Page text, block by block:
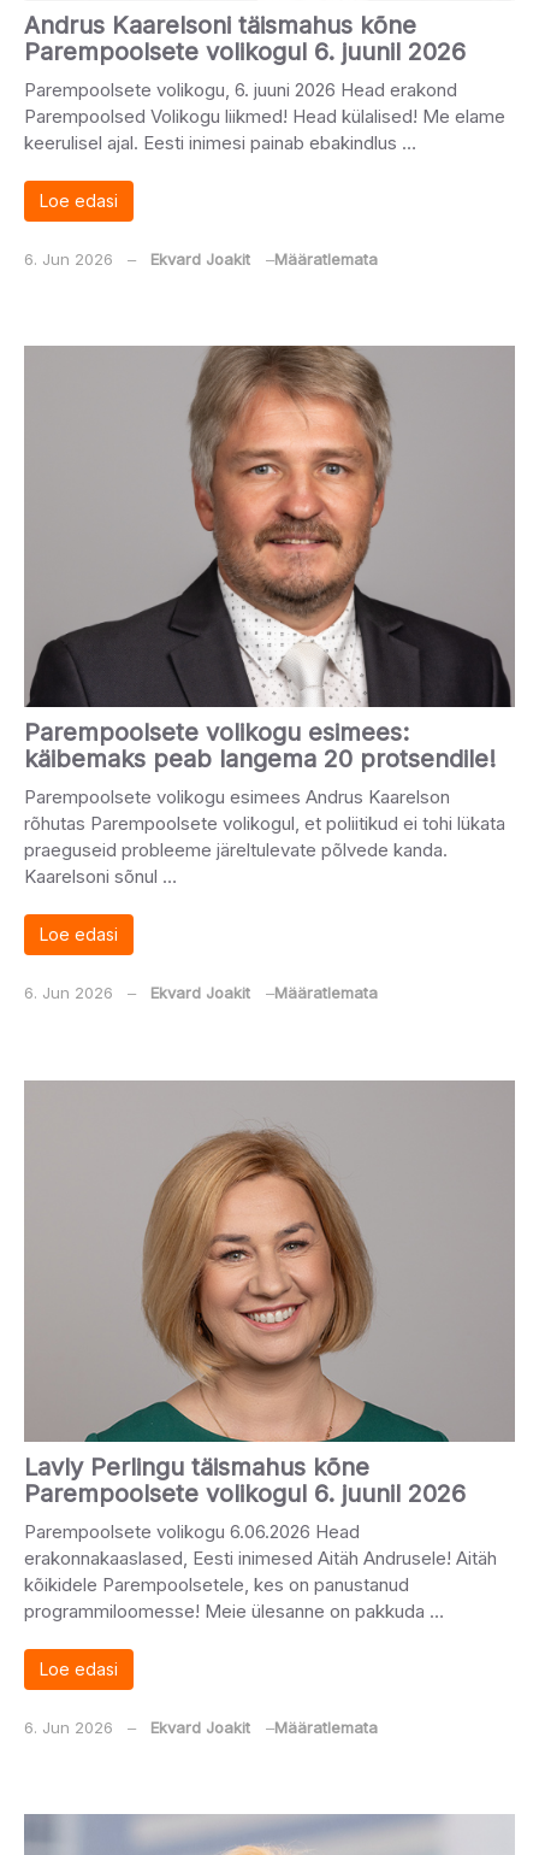
Andrus Kaarelsoni täismahus kõne
Parempoolsete volikogul 6. juunil 2026
Parempoolsete volikogu, 6. juuni 2026 Head erakond
Parempoolsed Volikogu liikmed! Head külalised! Me elame
keerulisel ajal. Eesti inimesi painab ebakindlus …
Loe edasi
6. Jun 2026 ‒ Ekvard Joakit ‒Määratlemata
Parempoolsete volikogu esimees:
käibemaks peab langema 20 protsendile!
Parempoolsete volikogu esimees Andrus Kaarelson
rõhutas Parempoolsete volikogul, et poliitikud ei tohi lükata
praeguseid probleeme järeltulevate põlvede kanda.
Kaarelsoni sõnul …
Loe edasi
6. Jun 2026 ‒ Ekvard Joakit ‒Määratlemata
Lavly Perlingu täismahus kõne
Parempoolsete volikogul 6. juunil 2026
Parempoolsete volikogu 6.06.2026 Head
erakonnakaaslased, Eesti inimesed Aitäh Andrusele! Aitäh
kõikidele Parempoolsetele, kes on panustanud
programmiloomesse! Meie ülesanne on pakkuda …
Loe edasi
6. Jun 2026 ‒ Ekvard Joakit ‒Määratlemata